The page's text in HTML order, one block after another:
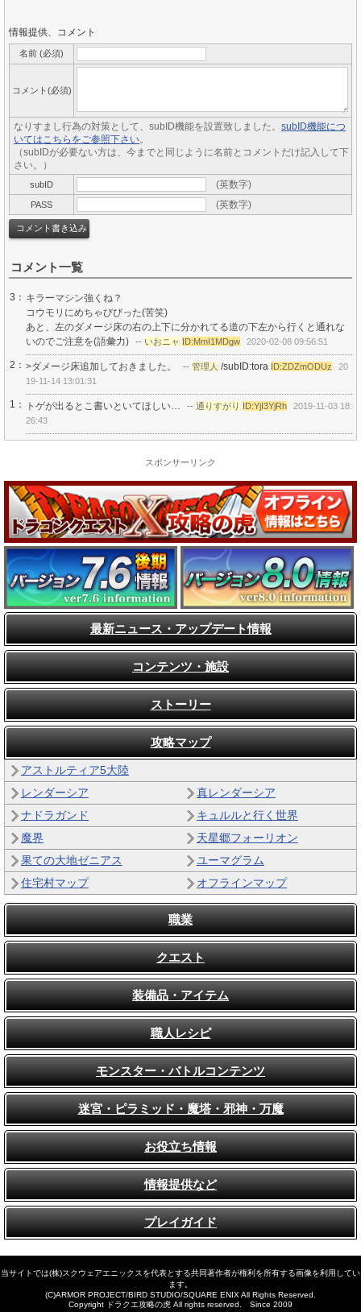
情報提供、コメント
名前 (必須)
コメント(必須)
なりすまし行為の対策として、subID機能を設置致しました。 subID機能につ
いてはこちらをご参照下さい。
（subIDが必要ない方は、今までと同じように名前とコメントだけ記入して下
さい。）
subID (英数字)
PASS (英数字)
コメント一覧
3： キラーマシン強くね？
コウモリにめちゃびびった(苦笑)
あと、左のダメージ床の右の上下に分かれてる道の下左から行くと通れな
いのでご注意を(語彙力)
-- いおニャ ID:MmI1MDgw 2020-02-08 09:56:51
2： >ダメージ床追加しておきました。 -- 管理人 /subID:tora ID:ZDZmODUz
20
19-11-14 13:01:31
1： トゲが出るとこ書いといてほしい… -- 通りすがり ID:YjI3YjRh
2019-11-03 18:
26:43
スポンサーリンク
最新ニュース・アップデート情報
コンテンツ・施設
ストーリー
攻略マップ
アストルティア5大陸
レンダーシア
真レンダーシア
ナドラガンド
キュルルと行く世界
魔界
天星郷フォーリオン
果ての大地ゼニアス
ユーマグラム
住宅村マップ
オフラインマップ
職業
クエスト
装備品・アイテム
職人レシピ
モンスター・バトルコンテンツ
迷宮・ピラミッド・魔塔・邪神・万魔
お役立ち情報
情報提供など
プレイガイド
当サイトでは(株)スクウェアエニックスを代表とする共同著作者が権利を所有する画像を利用してい
ます。
(C)ARMOR PROJECT/BIRD STUDIO/SQUARE ENIX All Rights Reserved.
Copyright ドラクエ攻略の虎 All rights reserved. Since 2009